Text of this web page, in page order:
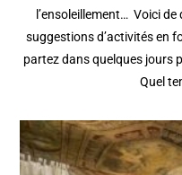
l’ensoleillement… Voici
suggestions d’activités en
partez dans quelques jours
Quel